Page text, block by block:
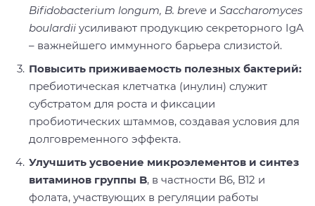
Bifidobacterium longum, B. breve и Saccharomyces
boulardii усиливают продукцию секреторного IgA
– важнейшего иммунного барьера слизистой.
Повысить приживаемость полезных бактерий:
пребиотическая клетчатка (инулин) служит
субстратом для роста и фиксации
пробиотических штаммов, создавая условия для
долговременного эффекта.
Улучшить усвоение микроэлементов и синтез
витаминов группы B, в частности B6, B12 и
фолата, участвующих в регуляции работы